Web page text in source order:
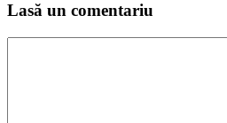
Lasă un comentariu